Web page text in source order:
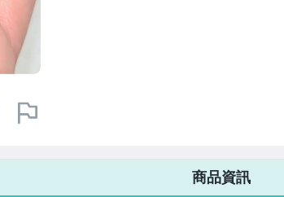
商品資訊